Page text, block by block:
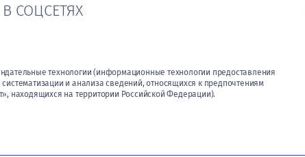
СОЦСЕТЯХ
технологии (информационные технологии предоставления
и анализа сведений, относящихся к предпочтениям
находящихся на территории Российской Федерации).